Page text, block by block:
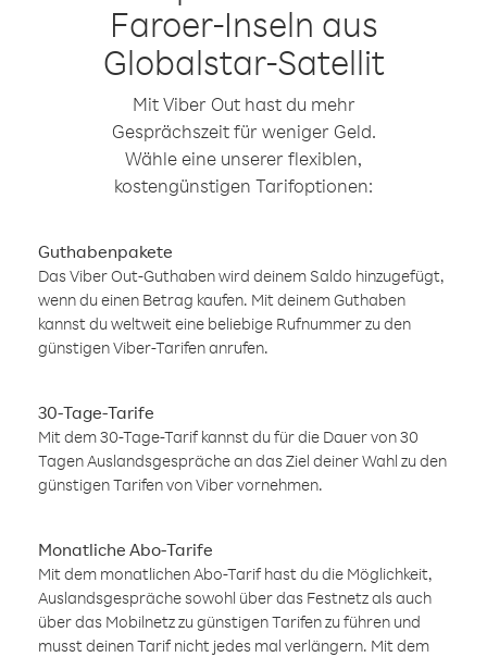
Faroer-Inseln aus
Globalstar-Satellit
Mit Viber Out hast du mehr
Gesprächszeit für weniger Geld.
Wähle eine unserer flexiblen,
kostengünstigen Tarifoptionen:
Guthabenpakete
Das Viber Out-Guthaben wird deinem Saldo hinzugefügt,
wenn du einen Betrag kaufen. Mit deinem Guthaben
kannst du weltweit eine beliebige Rufnummer zu den
günstigen Viber-Tarifen anrufen.
30-Tage-Tarife
Mit dem 30-Tage-Tarif kannst du für die Dauer von 30
Tagen Auslandsgespräche an das Ziel deiner Wahl zu den
günstigen Tarifen von Viber vornehmen.
Monatliche Abo-Tarife
Mit dem monatlichen Abo-Tarif hast du die Möglichkeit,
Auslandsgespräche sowohl über das Festnetz als auch
über das Mobilnetz zu günstigen Tarifen zu führen und
musst deinen Tarif nicht jedes mal verlängern. Mit dem